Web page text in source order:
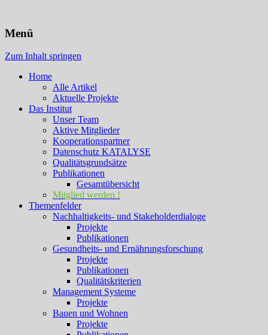
KATALYSE Institut
Menü
Zum Inhalt springen
Home
Alle Artikel
Aktuelle Projekte
Das Institut
Unser Team
Aktive Mitglieder
Kooperationspartner
Datenschutz KATALYSE
Qualitätsgrundsätze
Publikationen
Gesamtübersicht
Mitglied werden !
Themenfelder
Nachhaltigkeits- und Stakeholderdialoge
Projekte
Publikationen
Gesundheits- und Ernährungsforschung
Projekte
Publikationen
Qualitätskriterien
Management Systeme
Projekte
Bauen und Wohnen
Projekte